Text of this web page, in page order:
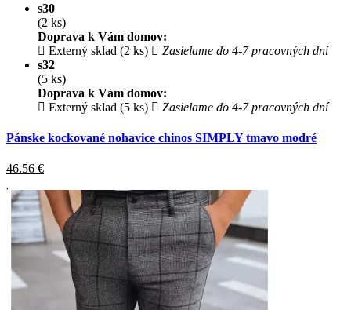
s30
(2 ks)
Doprava k Vám domov:
Externý sklad (2 ks)
Zasielame do 4-7 pracovných dní
s32
(5 ks)
Doprava k Vám domov:
Externý sklad (5 ks)
Zasielame do 4-7 pracovných dní
Pánske kockované nohavice chinos SIMPLY tmavo modré
46.56 €